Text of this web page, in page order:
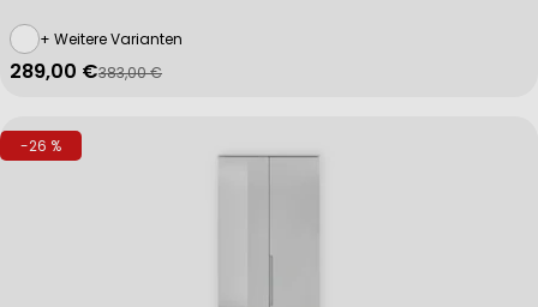
+ Weitere Varianten
Verkaufspreis
289,00 €
Regulärer Preis
383,00 €
-26 %